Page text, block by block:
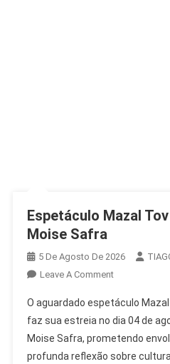
Espetáculo Mazal
Moise Safra
5 De Agosto De 2026
Leave A CommentOn
Mazal
Tov
Estreia
No
O aguardado espetáculo
faz sua estreia no dia 04 de
Moise Safra, prometendo
profunda reflexão sobre